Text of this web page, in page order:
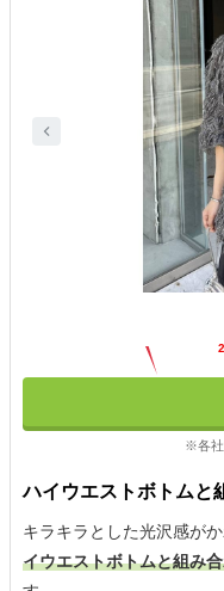
※各社
ハイウエストボトムと
キラキラとした光沢感が
イウエストボトムと組み